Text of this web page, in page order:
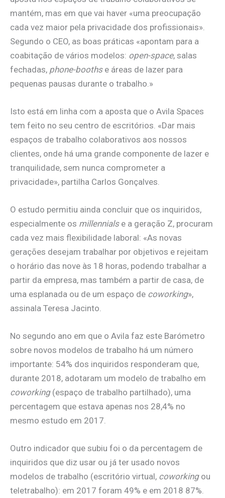
mantém, mas em que vai haver «uma preocupação
cada vez maior pela privacidade dos profissionais».
Segundo o CEO, as boas práticas «apontam para a
coabitação de vários modelos: open-space, salas
fechadas, phone-boothse áreas de lazer para
pequenas pausas durante o trabalho.»
Isto está em linha com a aposta que o Avila Spaces
tem feito no seu centro de escritórios. «Dar mais
espaços de trabalho colaborativos aos nossos
clientes, onde há uma grande componente de lazer e
tranquilidade, sem nunca comprometer a
privacidade», partilha Carlos Gonçalves.
O estudo permitiu ainda concluir que os inquiridos,
especialmente os millennialse a geração Z, procuram
cada vez mais flexibilidade laboral: «As novas
gerações desejam trabalhar por objetivos e rejeitam
o horário das nove às 18 horas, podendo trabalhar a
partir da empresa, mas também a partir de casa, de
uma esplanada ou de um espaço de coworking»,
assinala Teresa Jacinto.
No segundo ano em que o Avila faz este Barómetro
sobre novos modelos de trabalho há um número
importante: 54% dos inquiridos responderam que,
durante 2018, adotaram um modelo de trabalho em
coworking(espaço de trabalho partilhado), uma
percentagem que estava apenas nos 28,4% no
mesmo estudo em 2017.
Outro indicador que subiu foi o da percentagem de
inquiridos que diz usar ou já ter usado novos
modelos de trabalho (escritório virtual, coworkingou
teletrabalho): em 2017 foram 49% e em 2018 87%.